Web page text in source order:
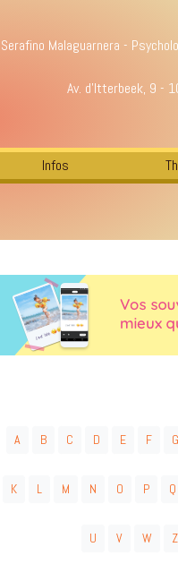
Serafino Malaguarnera -
Av. d'Itterbeek, 9 -
Infos
A B C D E F G
K L M N O P Q
U V W Z